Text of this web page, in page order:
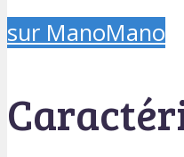
sur ManoMano